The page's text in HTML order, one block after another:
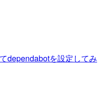
dependabotを設定してみ